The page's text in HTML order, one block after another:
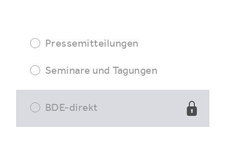
Pressemitteilungen
Seminare und Tagungen
BDE-direkt